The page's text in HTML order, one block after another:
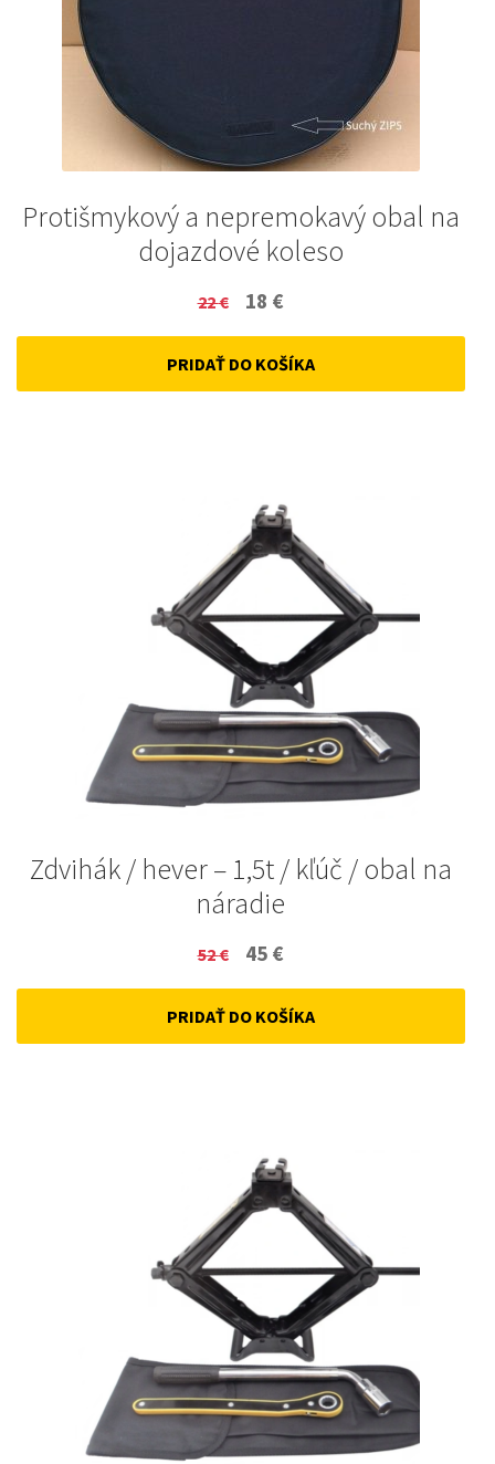
Protišmykový a nepremokavý obal na
dojazdové koleso
22€
Original
price
was:
18 €
price
is:
PRIDAŤ DO KOŠÍKA
Zdvihák / hever – 1,5t / kľúč / obal na
náradie
52€
Original
price
was:
45 €
price
is:
PRIDAŤ DO KOŠÍKA